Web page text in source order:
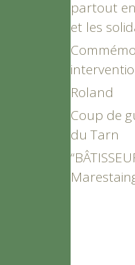
partout
et les
Roland
Coup de
du Tarn